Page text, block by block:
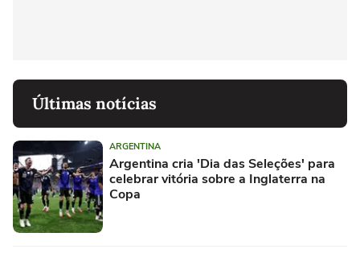
Últimas notícias
ARGENTINA
Argentina cria 'Dia das Seleções' para
celebrar vitória sobre a Inglaterra na
Copa